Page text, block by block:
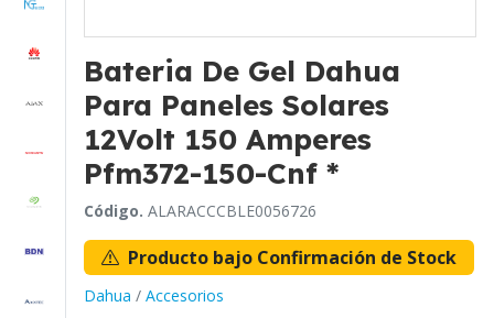
Bateria De Gel Dahua
Para Paneles Solares
12Volt 150 Amperes
Pfm372-150-Cnf *
Código. ALARACCCBLE0056726
Producto bajo Confirmación de Stock
Dahua / Accesorios